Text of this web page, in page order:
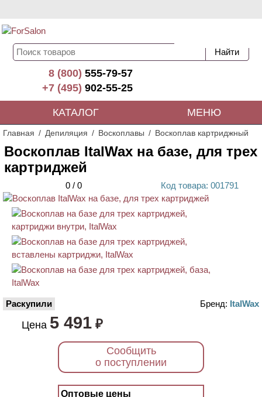
8 (800)555-79-57
+7 (495)902-55-25
КАТАЛОГ МЕНЮ
Главная Депиляция Воскоплавы Воскоплав картриджный
Воскоплав ItalWax на базе, для трех
картриджей
0 / 0 Код товара: 001791
Раскупили Бренд: ItalWax
Цена 5 491₽
Сообщить
о поступлении
Оптовые цены